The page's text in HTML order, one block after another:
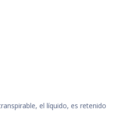
el líquido, es retenido